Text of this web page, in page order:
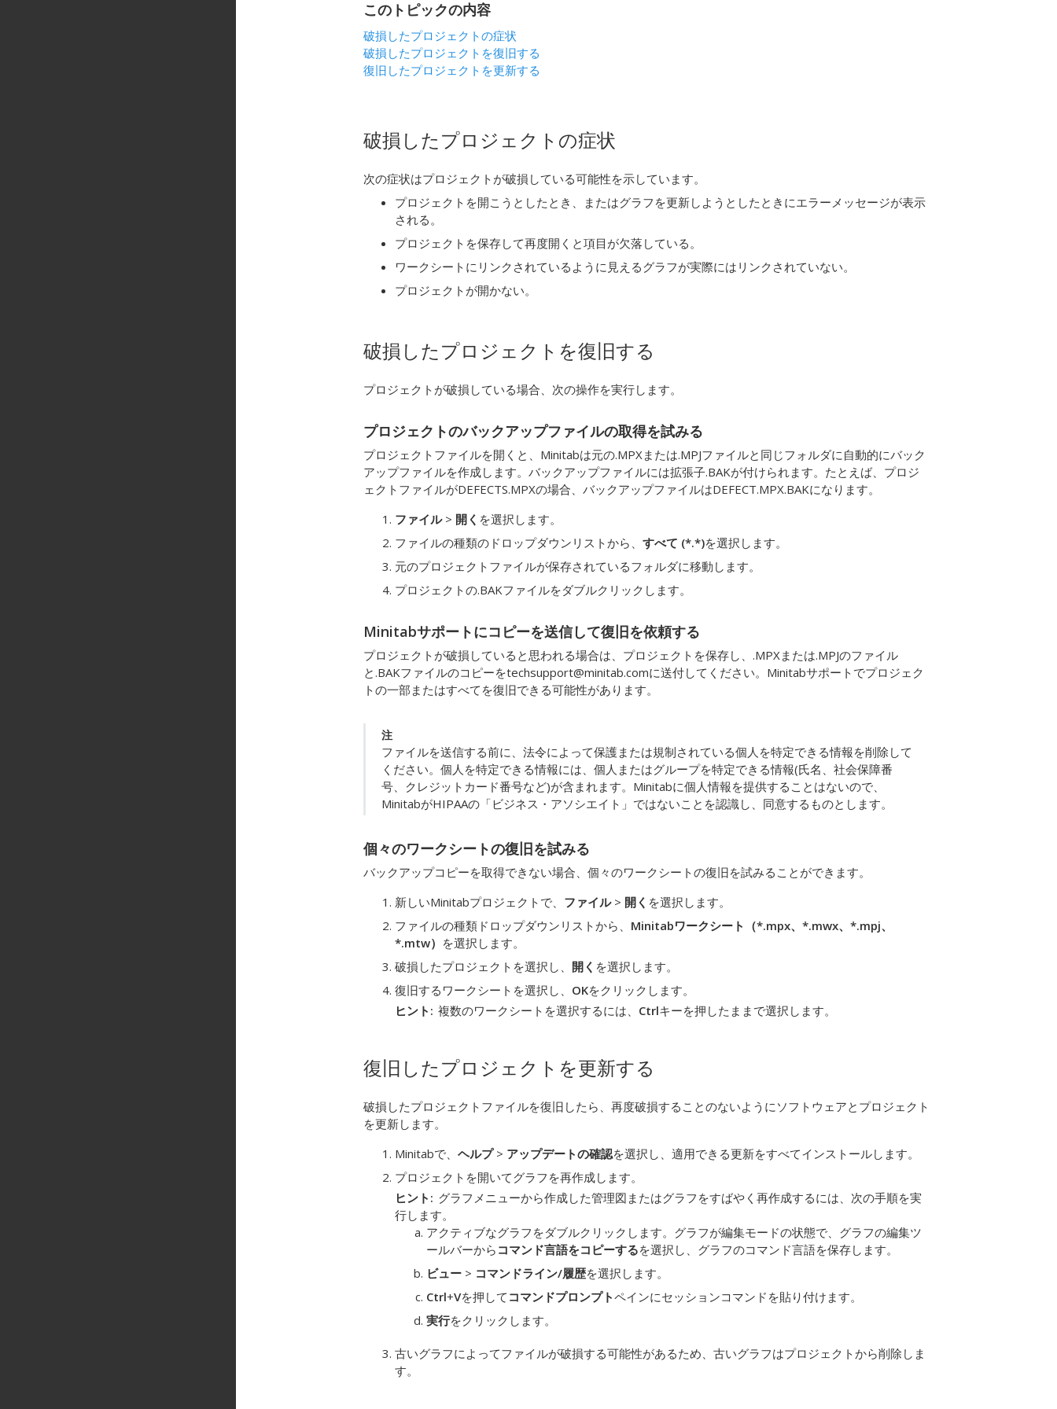
このトピックの内容
破損したプロジェクトの症状
破損したプロジェクトを復旧する
復旧したプロジェクトを更新する
破損したプロジェクトの症状
次の症状はプロジェクトが破損している可能性を示しています。
プロジェクトを開こうとしたとき、またはグラフを更新しようとしたときにエラーメッセージが表示
される。
プロジェクトを保存して再度開くと項目が欠落している。
ワークシートにリンクされているように見えるグラフが実際にはリンクされていない。
プロジェクトが開かない。
破損したプロジェクトを復旧する
プロジェクトが破損している場合、次の操作を実行します。
プロジェクトのバックアップファイルの取得を試みる
プロジェクトファイルを開くと、Minitabは元の.MPXまたは.MPJファイルと同じフォルダに自動的にバック
アップファイルを作成します。バックアップファイルには拡張子.BAKが付けられます。たとえば、プロジ
ェクトファイルがDEFECTS.MPXの場合、バックアップファイルはDEFECT.MPX.BAKになります。
ファイル> 開く を選択します。
ファイルの種類のドロップダウンリストから、 すべて (*.*)を選択します。
元のプロジェクトファイルが保存されているフォルダに移動します。
プロジェクトの.BAKファイルをダブルクリックします。
Minitabサポートにコピーを送信して復旧を依頼する
プロジェクトが破損していると思われる場合は、プロジェクトを保存し、.MPXまたは.MPJのファイル
と.BAKファイルのコピーをtechsupport@minitab.comに送付してください。Minitabサポートでプロジェク
トの一部またはすべてを復旧できる可能性があります。
注
ファイルを送信する前に、法令によって保護または規制されている個人を特定できる情報を削除して
ください。個人を特定できる情報には、個人またはグループを特定できる情報(氏名、社会保障番
号、クレジットカード番号など)が含まれます。Minitabに個人情報を提供することはないので、
MinitabがHIPAAの「ビジネス・アソシエイト」ではないことを認識し、同意するものとします。
個々のワークシートの復旧を試みる
バックアップコピーを取得できない場合、個々のワークシートの復旧を試みることができます。
新しいMinitabプロジェクトで、 ファイル> 開く を選択します。
ファイルの種類ドロップダウンリストから、 Minitabワークシート（*.mpx、*.mwx、*.mpj、
*.mtw） を選択します。
破損したプロジェクトを選択し、 開く を選択します。
復旧するワークシートを選択し、 OKをクリックします。
ヒント
複数のワークシートを選択するには、 Ctrlキーを押したままで選択します。
復旧したプロジェクトを更新する
破損したプロジェクトファイルを復旧したら、再度破損することのないようにソフトウェアとプロジェクト
を更新します。
Minitabで、 ヘルプ> アップデートの確認を選択し、適用できる更新をすべてインストールします。
プロジェクトを開いてグラフを再作成します。
ヒント
グラフメニューから作成した管理図またはグラフをすばやく再作成するには、次の手順を実
行します。
アクティブなグラフをダブルクリックします。グラフが編集モードの状態で、グラフの編集ツ
ールバーから コマンド言語をコピーするを選択し、グラフのコマンド言語を保存します。
ビュー > コマンドライン/履歴を選択します。
Ctrl+Vを押して コマンドプロンプトペインにセッションコマンドを貼り付けます。
実行をクリックします。
古いグラフによってファイルが破損する可能性があるため、古いグラフはプロジェクトから削除しま
す。